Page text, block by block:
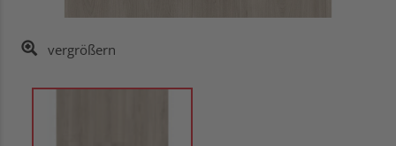
vergrößern